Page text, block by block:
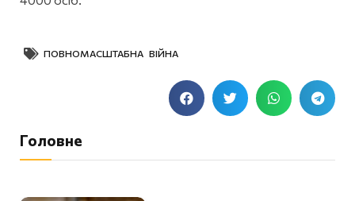
ПОВНОМАСШТАБНА ВІЙНА
Головне